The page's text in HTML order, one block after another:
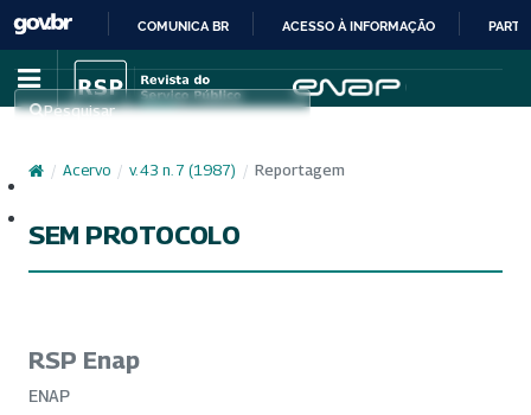
IR
PARA
CONTEÚDO
COMUNICA BR ACESSO À INFORMAÇÃO
Pesquisar
/ Acervo / v. 43 n. 7 (1987) / Reportagem
SEM PROTOCOLO
RSP Enap
ENAP